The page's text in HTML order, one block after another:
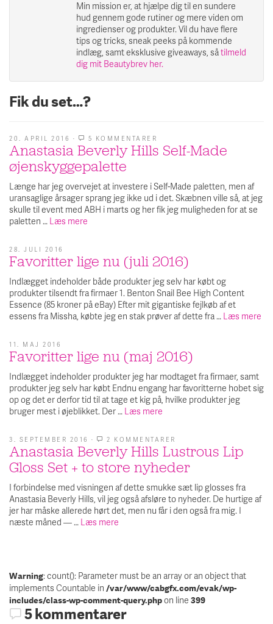
Min mission er, at hjælpe dig til en sundere
hud gennem gode rutiner og mere viden om
ingredienser og produkter. Vil du have flere
tips og tricks, sneak peeks på kommende
indlæg, samt eksklusive giveaways, såtilmeld
dig mit Beautybrev her.
Fik du set…?
20. APRIL 2016 · 5 KOMMENTARER
ANASTASIA
BEVERLY
MADE
ØJENSKYGGEPALETTE
Anastasia Beverly Hills Self-Made
øjenskyggepalette
Længe har jeg overvejet at investere i Self-Made paletten, men af
uransaglige årsager sprang jeg ikke ud i det. Skæbnen ville så, at jeg
skulle til event med ABH i marts og her fik jeg muligheden for at se
paletten … Læs mere
28. JULI 2016
Favoritter lige nu (juli 2016)
Indlægget indeholder både produkter jeg selv har købt og
produkter tilsendt fra firmaer 1. Benton Snail Bee High Content
Essence (85 kroner på eBay) Efter mit gigantiske fejlkøb af et
essens fra Missha, købte jeg en stak prøver af dette fra … Læs mere
11. MAJ 2016
Favoritter lige nu (maj 2016)
Indlægget indeholder produkter jeg har modtaget fra firmaer, samt
produkter jeg selv har købt Endnu engang har favoritterne hobet sig
op og det er derfor tid til at tage et kig på, hvilke produkter jeg
bruger mest i øjeblikket. Der … Læs mere
3. SEPTEMBER 2016 · 2 KOMMENTARER
ANASTASIA
BEVERLY
HILLS
LUSTROUS
GLOSS
SET
+
TO
Anastasia Beverly Hills Lustrous Lip
Gloss Set + to store nyheder
I forbindelse med visningen af dette smukke sæt lip glosses fra
Anastasia Beverly Hills, vil jeg også afsløre to nyheder. De hurtige af
jer har måske allerede hørt det, men nu får i den også fra mig. I
næste måned — … Læs mere
Warning: count(): Parameter must be an array or an object that
implements Countable in /var/www/cabgfx.com/evak/wp-
includes/class-wp-comment-query.phpon line 399
5 kommentarer